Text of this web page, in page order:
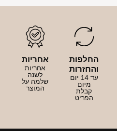
החלפות
והחזרות
עד 14 יום
מיום
קבלת
הפריט
אחריות
אחריות
לשנה
שלמה על
המוצר